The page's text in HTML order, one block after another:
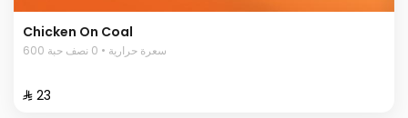
Chicken On Coal
600 سعرة حرارية • 0 نصف حبة
⁨⁦‪‬ 23⁩